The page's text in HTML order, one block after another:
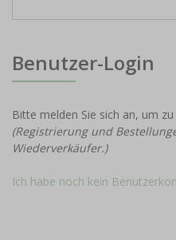
Benutzer-Login
Bitte melden Sie sich an, um
(Registrierung und
Wiederverkäufer.)
Ich habe noch kein